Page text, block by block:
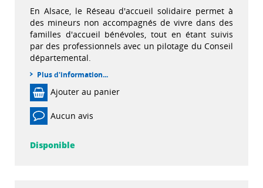
En Alsace, le Réseau d'accueil solidaire permet à
des mineurs non accompagnés de vivre dans des
familles d'accueil bénévoles, tout en étant suivis
par des professionnels avec un pilotage du Conseil
départemental.
Plus d'information...
Ajouter au panier
Aucun avis
Disponible